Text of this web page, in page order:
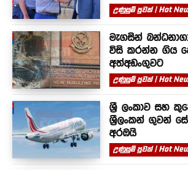
උණුසුම් පුවත් | Hot
මැගසින්
විසි කරන්න ගිය
අත්අඩංගුවට
උණුසුම් පුවත් | Hot
ශ්‍රී ලංකාව සහ
ශ්‍රීලංකන් ගුවන්
අරඹයි
උණුසුම් පුවත් | Hot